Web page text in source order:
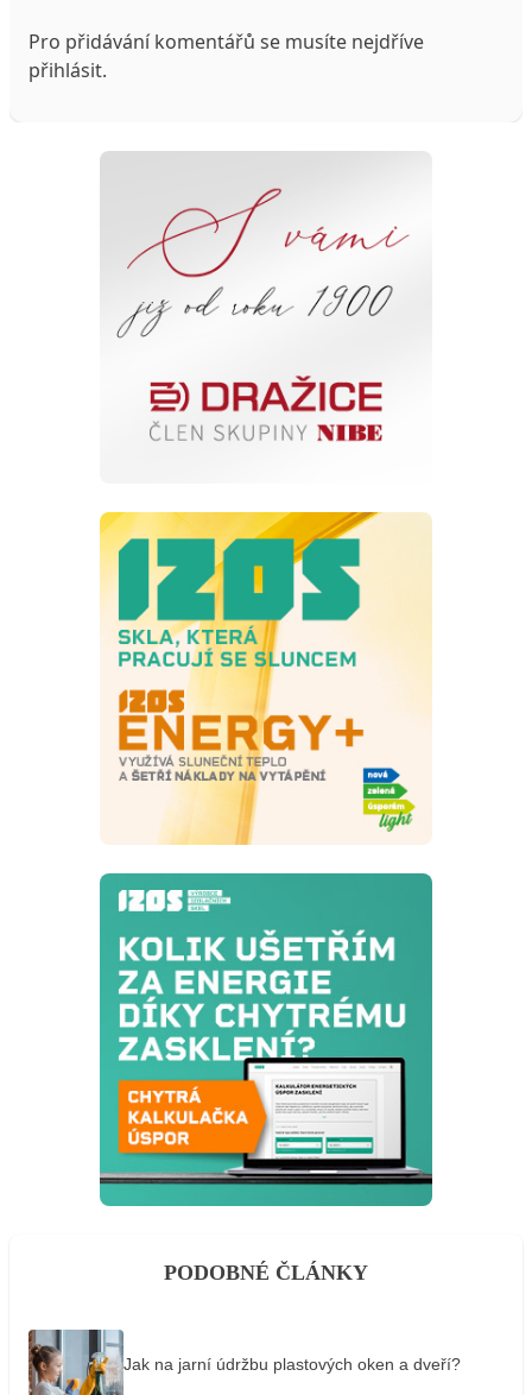
Pro přidávání komentářů se musíte nejdříve
přihlásit.
PODOBNÉ ČLÁNKY
Jak na jarní údržbu plastových oken a dveří?